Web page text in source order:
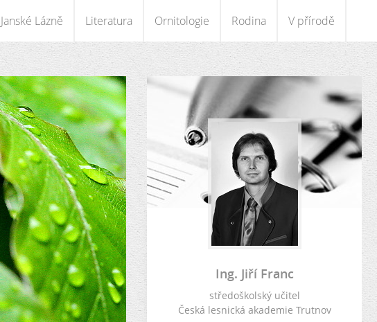
Janské Lázně Literatura Ornitologie Rodina V přírodě
Ing. Jiří Franc
středoškolský učitel
Česká lesnická akademie Trutnov